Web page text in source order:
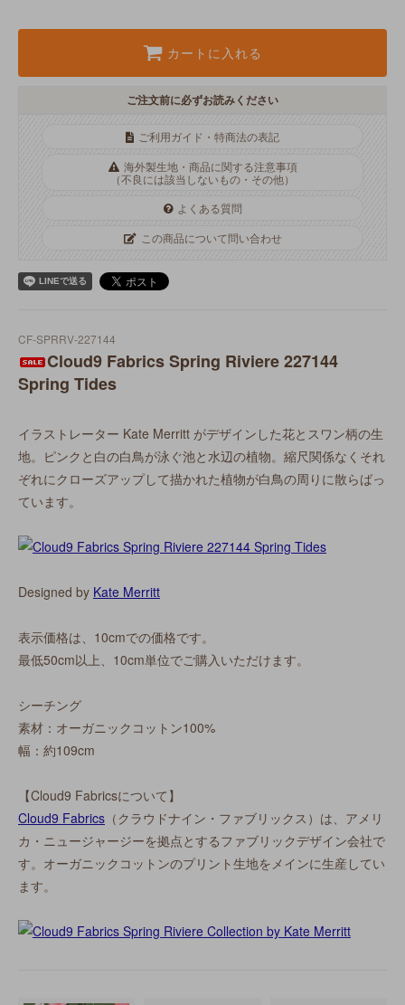
カートに入れる
ご注文前に必ずお読みください
ご利用ガイド・特商法の表記
海外製生地・商品に関する注意事項
（不良には該当しないもの・その他）
よくある質問
この商品について問い合わせ
CF-SPRRV-227144
Cloud9 Fabrics Spring Riviere 227144
Spring Tides
イラストレーター Kate Merritt がデザインした花とスワン柄の生
地。ピンクと白の白鳥が泳ぐ池と水辺の植物。縮尺関係なくそれ
ぞれにクローズアップして描かれた植物が白鳥の周りに散らばっ
ています。
Designed by Kate Merritt
表示価格は、10cmでの価格です。
最低50cm以上、10cm単位でご購入いただけます。
シーチング
素材：オーガニックコットン100%
幅：約109cm
【Cloud9 Fabricsについて】
Cloud9 Fabrics （クラウドナイン・ファブリックス）は、アメリ
カ・ニュージャージーを拠点とするファブリックデザイン会社で
す。オーガニックコットンのプリント生地をメインに生産してい
ます。